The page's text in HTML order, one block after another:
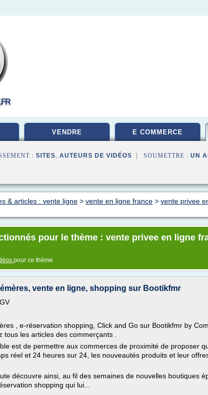
VENDRE E COMMERCE
: SITES, AUTEURS DE VIDÉOS | SOUMETTRE : UN
& articles : vente ligne > vente en ligne france > vente privee
pour le thème : vente privee en ligne
pour ce thème
vente en ligne, shopping sur Bootikfmr
, e-réservation shopping, Click and Go sur Bootikfmr by
tous les articles des commerçants .
est de permettre aux commerces de proximité de proposer
réel et 24 heures sur 24, les nouveautés produits et leur
découvre ainsi, au fil des semaines de nouvelles boutiques
shopping qui lui...